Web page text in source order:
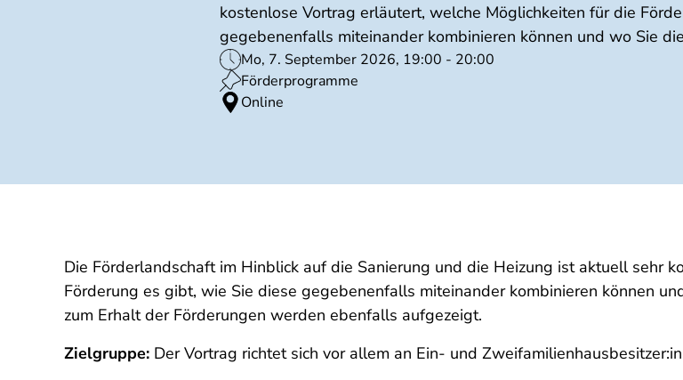
kostenlose Vortrag erläutert, welche Möglichkeiten für die
gegebenenfalls miteinander kombinieren können und wo Sie
Mo, 7. September 2026, 19:00 - 20:00
Förderprogramme
Online
Die Förderlandschaft im Hinblick auf die Sanierung und die Heizung ist aktuell sehr
Förderung es gibt, wie Sie diese gegebenenfalls miteinander kombinieren können
zum Erhalt der Förderungen werden ebenfalls aufgezeigt.
Zielgruppe: Der Vortrag richtet sich vor allem an Ein- und